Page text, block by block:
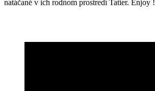
natáčané v ich rodnom prostredí Tatier. Enjoy !